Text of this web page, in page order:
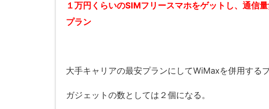
１万円くらいのSIMフリースマホをゲットし、通信
プラン
大手キャリアの最安プランにしてWiMaxを併用する
ガジェットの数としては２個になる。